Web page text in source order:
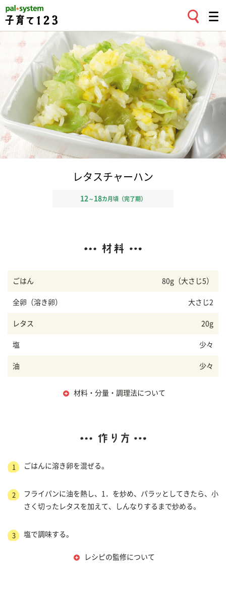
レタスチャーハン
12 ～ 18カ月頃（完了期）
ごはん 80g（大さじ5）
全卵（溶き卵） 大さじ2
レタス 20g
塩 少々
油 少々
材料・分量・調理法について
1 ごはんに溶き卵を混ぜる。
2
フライパンに油を熱し、1．を炒め、パラッとしてきたら、小
さく切ったレタスを加えて、しんなりするまで炒める。
3 塩で調味する。
レシピの監修について